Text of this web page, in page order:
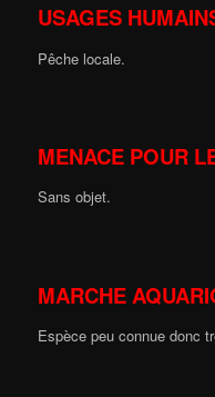
USAGES
Pêche locale.
MENACE POUR
Sans objet.
MARCHE
Espèce peu connue donc